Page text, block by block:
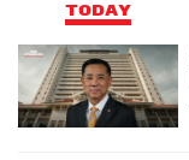
TODAY